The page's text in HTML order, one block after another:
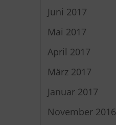
Juni 2017
Mai 2017
April 2017
März 2017
Januar 2017
November 2016